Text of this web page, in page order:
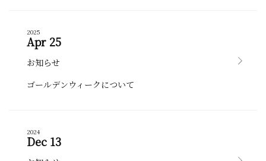
2025
Apr 25
お知らせ
ゴールデンウィークについて
2024
Dec 13